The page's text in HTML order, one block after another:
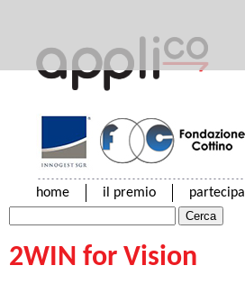
home il premio partecipa
2WIN for Vision